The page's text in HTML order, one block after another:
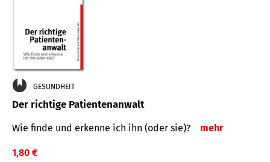
GESUNDHEIT
Der richtige Patientenanwalt
Wie finde und erkenne ich ihn (oder sie)? mehr
1,80 €